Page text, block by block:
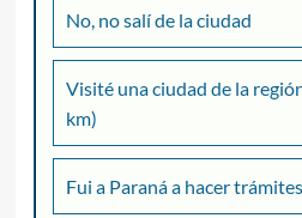
No, no salí de la ciudad
Visité una ciudad de la
km)
Fui a Paraná a hacer